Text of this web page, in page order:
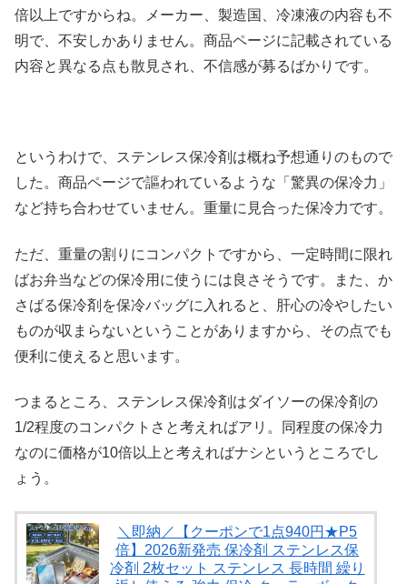
倍以上ですからね。メーカー、製造国、冷凍液の内容も不
明で、不安しかありません。商品ページに記載されている
内容と異なる点も散見され、不信感が募るばかりです。
というわけで、ステンレス保冷剤は概ね予想通りのもので
した。商品ページで謳われているような「驚異の保冷力」
など持ち合わせていません。重量に見合った保冷力です。
ただ、重量の割りにコンパクトですから、一定時間に限れ
ばお弁当などの保冷用に使うには良さそうです。また、か
さばる保冷剤を保冷バッグに入れると、肝心の冷やしたい
ものが収まらないということがありますから、その点でも
便利に使えると思います。
つまるところ、ステンレス保冷剤はダイソーの保冷剤の
1/2程度のコンパクトさと考えればアリ。同程度の保冷力
なのに価格が10倍以上と考えればナシというところでし
ょう。
＼即納／【クーポンで1点940円★P5
倍】2026新発売 保冷剤 ステンレス保
冷剤 2枚セット ステンレス 長時間 繰り